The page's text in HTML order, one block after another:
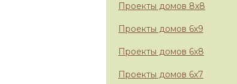
Проекты домов 8х8
Проекты домов 6х9
Проекты домов 6х8
Проекты домов 6х7